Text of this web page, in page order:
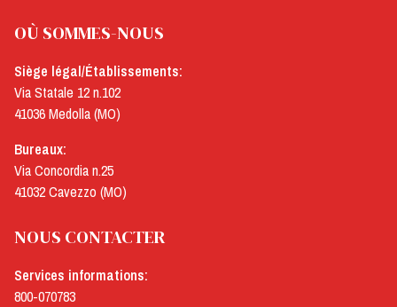
OÙ SOMMES-NOUS
Siège légal/Établissements:
Via Statale 12 n.102
41036 Medolla (MO)
Bureaux:
Via Concordia n.25
41032 Cavezzo (MO)
NOUS CONTACTER
Services informations:
800-070783